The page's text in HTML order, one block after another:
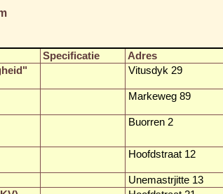
Specificatie Adres
Vitusdyk 29
Markeweg 89
Buorren 2
Hoofdstraat 12
Unemastrjitte 13